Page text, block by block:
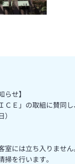
らせ】
Ｅ」の取組に賛同
）
室には立ち入りません
掃を行います。